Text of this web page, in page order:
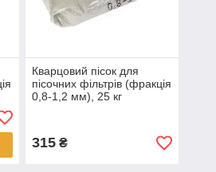
Кварцовий пісок для
пісочних фільтрів (фракція
0,8-1,2 мм), 25 кг
315₴